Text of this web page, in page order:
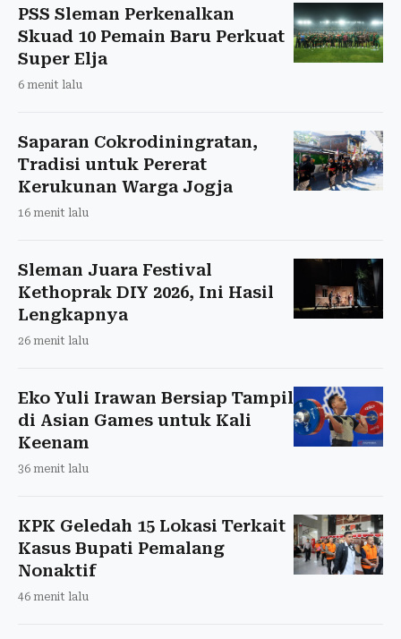
PSS Sleman Perkenalkan
Skuad 10 Pemain Baru Perkuat
Super Elja
6 menit lalu
Saparan Cokrodiningratan,
Tradisi untuk Pererat
Kerukunan Warga Jogja
16 menit lalu
Sleman Juara Festival
Kethoprak DIY 2026, Ini Hasil
Lengkapnya
26 menit lalu
Eko Yuli Irawan Bersiap Tampil
di Asian Games untuk Kali
Keenam
36 menit lalu
KPK Geledah 15 Lokasi Terkait
Kasus Bupati Pemalang
Nonaktif
46 menit lalu